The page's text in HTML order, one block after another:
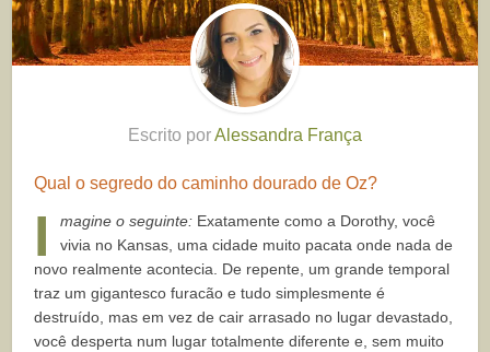
Escrito porAlessandra França
Qual o segredo do caminho dourado de Oz?
I magine o seguinte: Exatamente como a Dorothy, você
vivia no Kansas, uma cidade muito pacata onde nada de
novo realmente acontecia. De repente, um grande temporal
traz um gigantesco furacão e tudo simplesmente é
destruído, mas em vez de cair arrasado no lugar devastado,
você desperta num lugar totalmente diferente e, sem muito